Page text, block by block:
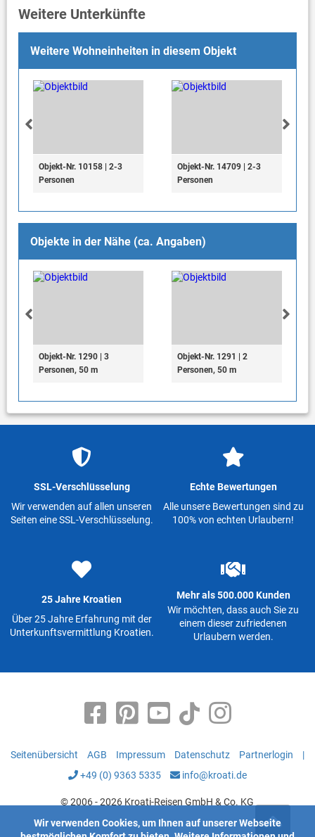
Weitere Unterkünfte
Weitere Wohneinheiten in diesem Objekt
Objekt-Nr. 10158 | 2-3
Personen
Objekt-Nr. 14709 | 2-3
Personen
Objekte in der Nähe (ca. Angaben)
Objekt-Nr. 1290 | 3
Personen, 50 m
Objekt-Nr. 1291 | 2
Personen, 50 m
SSL-Verschlüsselung
Wir verwenden auf allen unseren
Seiten eine SSL-Verschlüsselung.
Echte Bewertungen
Alle unsere Bewertungen sind zu
100% von echten Urlaubern!
25 Jahre Kroatien
Über 25 Jahre Erfahrung mit der
Unterkunftsvermittlung Kroatien.
Mehr als 500.000 Kunden
Wir möchten, dass auch Sie zu
einem dieser zufriedenen
Urlaubern werden.
Seitenübersicht AGB Impressum Datenschutz Partnerlogin
|
+49 (0) 9363 5335
info@kroati.de
© 2006 - 2026 Kroati-Reisen GmbH & Co. KG
Wir verwenden Cookies, um Ihnen auf unserer Webseite